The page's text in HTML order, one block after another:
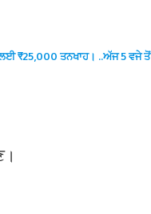
ਲਈ ₹25,000 ਤਨਖਾਹ। ..ਅੱਜ 5 ਵਜੇ ਤੋਂ